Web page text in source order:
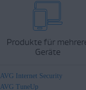
Produkte für
Geräte
AVG Internet Security
AVG TuneUp